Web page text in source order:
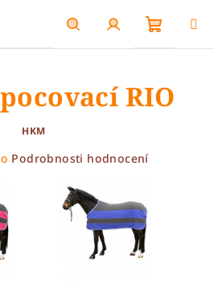
HledatPřihlášení
košík
RIO
HKM
Podrobnosti hodnocení